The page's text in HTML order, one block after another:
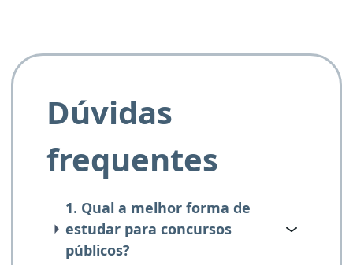
Dúvidas
frequentes
1. Qual a melhor forma de
estudar para concursos
públicos?